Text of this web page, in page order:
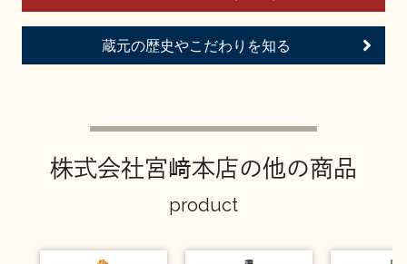
お問い合わせ
蔵元の歴史やこだわりを知る
株式会社宮﨑本店の他の商品
product